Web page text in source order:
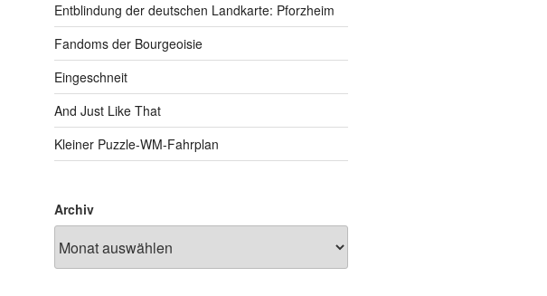
Entblindung der deutschen Landkarte: Pforzheim
Fandoms der Bourgeoisie
Eingeschneit
And Just Like That
Kleiner Puzzle-WM-Fahrplan
Archiv